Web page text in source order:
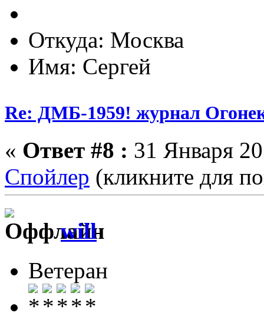
Откуда: Москва
Имя: Сергей
Re: ДМБ-1959! журнал
« Ответ #8 : 31 Января
Спойлер (кликните для
will
Ветеран